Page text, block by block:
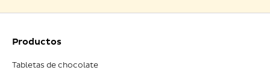
Productos
Tabletas de chocolate